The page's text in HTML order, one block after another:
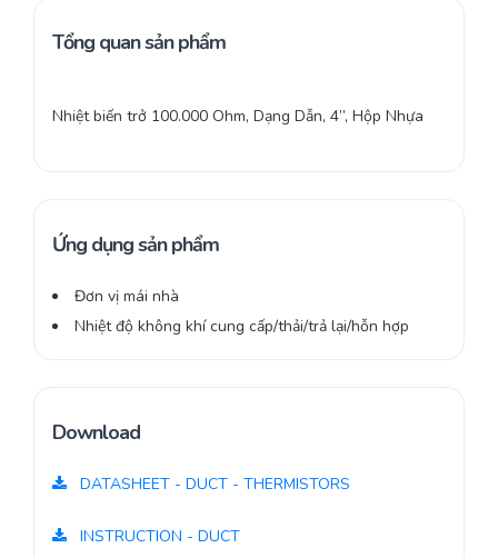
Tổng quan sản phẩm
Nhiệt biến trở 100.000 Ohm, Dạng Dẫn, 4”, Hộp Nhựa
Ứng dụng sản phẩm
Đơn vị mái nhà
Nhiệt độ không khí cung cấp/thải/trả lại/hỗn hợp
Download
DATASHEET - DUCT - THERMISTORS
INSTRUCTION - DUCT